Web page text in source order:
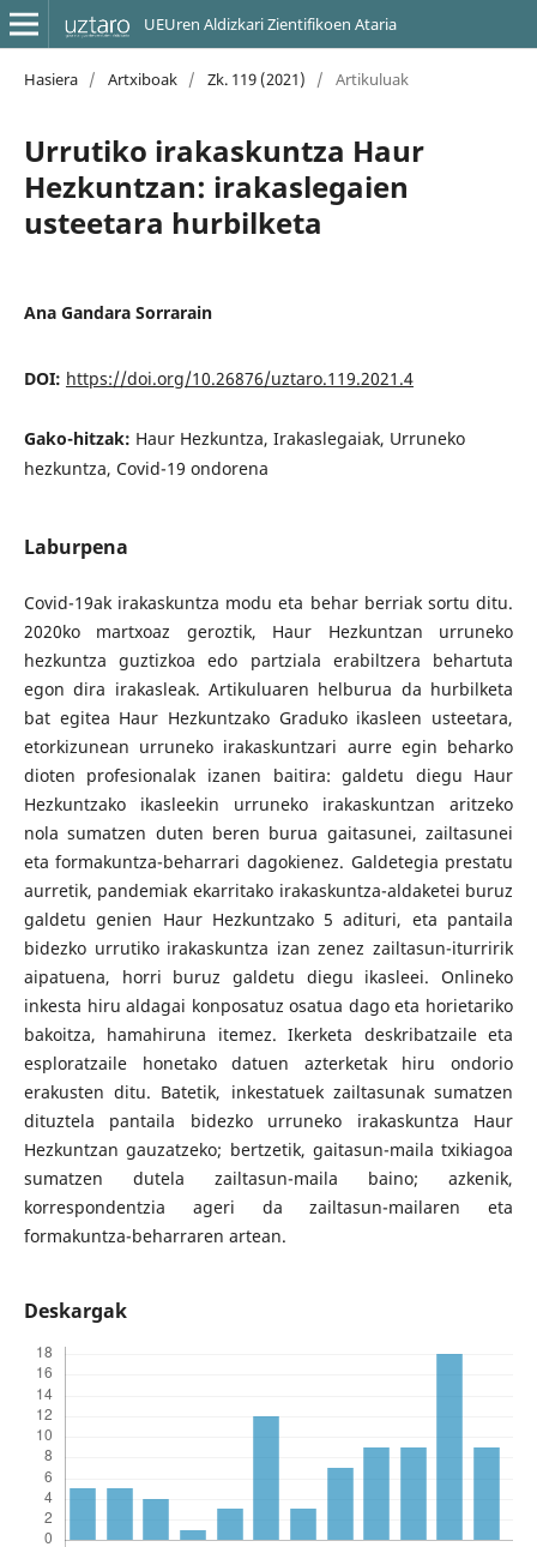
UEUren Aldizkari Zientifikoen Ataria
Hasiera / Artxiboak / Zk. 119 (2021) / Artikuluak
Urrutiko irakaskuntza Haur
Hezkuntzan: irakaslegaien
usteetara hurbilketa
Ana Gandara Sorrarain
DOI: https://doi.org/10.26876/uztaro.119.2021.4
Gako-hitzak: Haur Hezkuntza, Irakaslegaiak, Urruneko
hezkuntza, Covid-19 ondorena
Laburpena
Covid-19ak irakaskuntza modu eta behar berriak sortu ditu.
2020ko martxoaz geroztik, Haur Hezkuntzan urruneko
hezkuntza guztizkoa edo partziala erabiltzera behartuta
egon dira irakasleak. Artikuluaren helburua da hurbilketa
bat egitea Haur Hezkuntzako Graduko ikasleen usteetara,
etorkizunean urruneko irakaskuntzari aurre egin beharko
dioten profesionalak izanen baitira: galdetu diegu Haur
Hezkuntzako ikasleekin urruneko irakaskuntzan aritzeko
nola sumatzen duten beren burua gaitasunei, zailtasunei
eta formakuntza-beharrari dagokienez. Galdetegia prestatu
aurretik, pandemiak ekarritako irakaskuntza-aldaketei buruz
galdetu genien Haur Hezkuntzako 5 adituri, eta pantaila
bidezko urrutiko irakaskuntza izan zenez zailtasun-iturririk
aipatuena, horri buruz galdetu diegu ikasleei. Onlineko
inkesta hiru aldagai konposatuz osatua dago eta horietariko
bakoitza, hamahiruna itemez. Ikerketa deskribatzaile eta
esploratzaile honetako datuen azterketak hiru ondorio
erakusten ditu. Batetik, inkestatuek zailtasunak sumatzen
dituztela pantaila bidezko urruneko irakaskuntza Haur
Hezkuntzan gauzatzeko; bertzetik, gaitasun-maila txikiagoa
sumatzen dutela zailtasun-maila baino; azkenik,
korrespondentzia ageri da zailtasun-mailaren eta
formakuntza-beharraren artean.
Deskargak